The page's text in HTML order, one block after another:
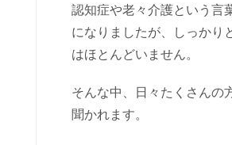
認知症や老々介護という言
になりましたが、しっかり
はほとんどいません。
そんな中、日々たくさんの
聞かれます。